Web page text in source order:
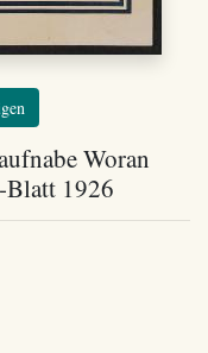
Woran
1926